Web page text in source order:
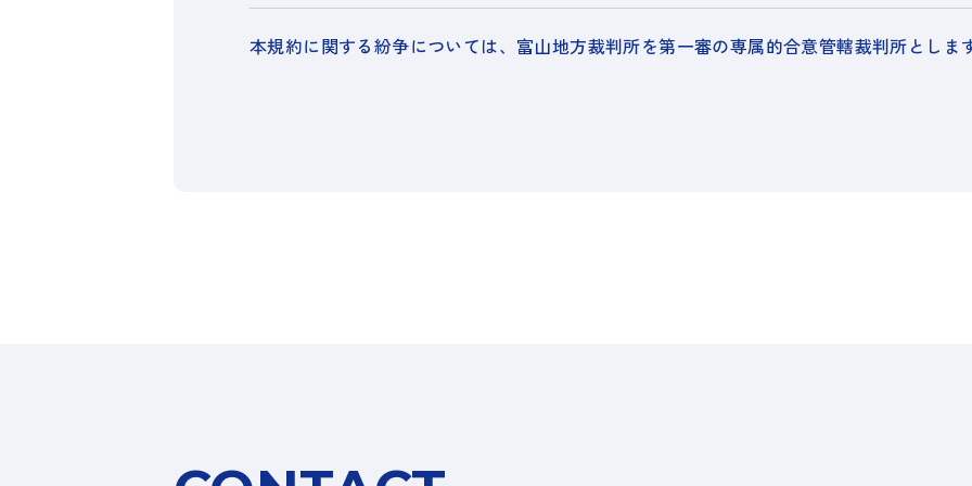
本規約に関する紛争については、富山地方裁判所を第一審の専属的合意管轄裁判所としま